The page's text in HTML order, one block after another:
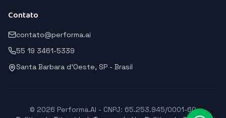
Contato
contato@performa.ai
55 19 3461-5339
Santa Barbara d'Oeste, SP - Brasil
© 2026 Performa.AI - CNPJ: 65.253.945/0001-60